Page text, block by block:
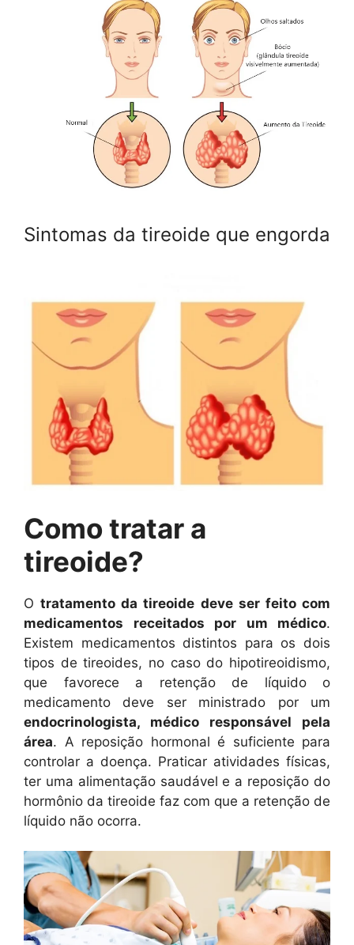
Sintomas da tireoide que engorda
Como tratar a
tireoide?
Otratamento da tireoide deve ser feito com
medicamentos receitados por um médico.
Existem medicamentos distintos para os dois
tipos de tireoides, no caso do hipotireoidismo,
que favorece a retenção de líquido o
medicamento deve ser ministrado por um
endocrinologista, médico responsável pela
área. A reposição hormonal é suficiente para
controlar a doença. Praticar atividades físicas,
ter uma alimentação saudável e a reposição do
hormônio da tireoide faz com que a retenção de
líquido não ocorra.